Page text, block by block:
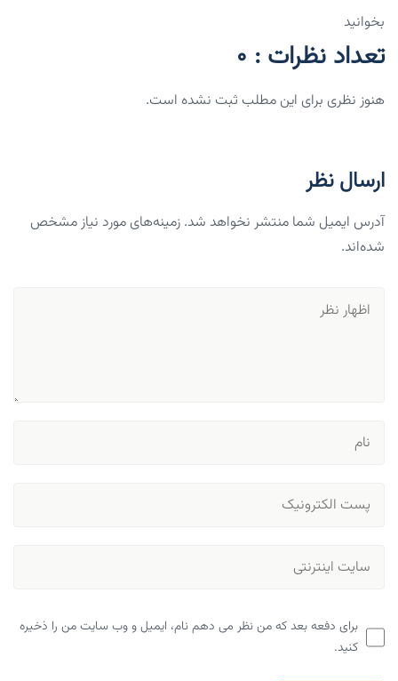
بخوانید
تعداد نظرات : 0
هنوز نظری برای این مطلب ثبت نشده است.
ارسال نظر
آدرس ایمیل شما منتشر نخواهد شد. زمینه‌های مورد نیاز مشخص
شده‌اند.
برای دفعه بعد که من نظر می دهم نام، ایمیل و وب سایت من را ذخیره
کنید.